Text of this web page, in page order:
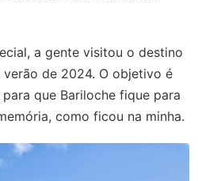
a gente visitou o destino
de 2024. O objetivo é
que Bariloche fique para
como ficou na minha.